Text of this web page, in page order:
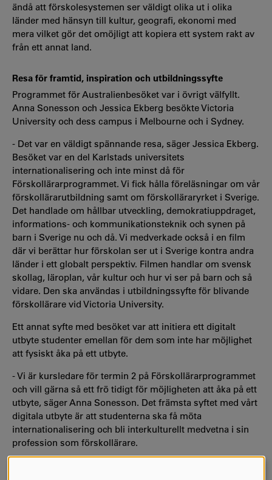
ändå att förskolesystemen ser väldigt olika ut i olika
länder med hänsyn till kultur, geografi, ekonomi med
mera vilket gör det omöjligt att kopiera ett system rakt av
från ett annat land.
Resa för framtid, inspiration och utbildningssyfte
Programmet för Australienbesöket var i övrigt välfyllt.
Anna Sonesson och Jessica Ekberg besökte Victoria
University och dess campus i Melbourne och i Sydney.
- Det var en väldigt spännande resa, säger Jessica Ekberg.
Besöket var en del Karlstads universitets
internationalisering och inte minst då för
Förskollärarprogrammet. Vi fick hålla föreläsningar om vår
förskollärarutbildning samt om förskolläraryrket i Sverige.
Det handlade om hållbar utveckling, demokratiuppdraget,
informations- och kommunikationsteknik och synen på
barn i Sverige nu och då. Vi medverkade också i en film
där vi berättar hur förskolan ser ut i Sverige kontra andra
länder i ett globalt perspektiv. Filmen handlar om svensk
skollag, läroplan, vår kultur och hur vi ser på barn och så
vidare. Den ska användas i utbildningssyfte för blivande
förskollärare vid Victoria University.
Ett annat syfte med besöket var att initiera ett digitalt
utbyte studenter emellan för dem som inte har möjlighet
att fysiskt åka på ett utbyte.
- Vi är kursledare för termin 2 på Förskollärarprogrammet
och vill gärna så ett frö tidigt för möjligheten att åka på ett
utbyte, säger Anna Sonesson. Det främsta syftet med vårt
digitala utbyte är att studenterna ska få möta
internationalisering och bli interkulturellt medvetna i sin
profession som förskollärare.